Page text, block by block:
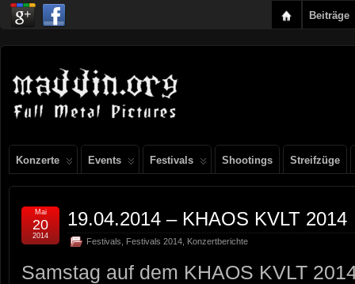
Beiträge
Konzerte Events Festivals Shootings Streifzüge
19.04.2014 – KHAOS KVLT 2014
Festivals Festivals 2014 Konzertberichte
Mai
20
2014
Samstag auf dem KHAOS KVLT